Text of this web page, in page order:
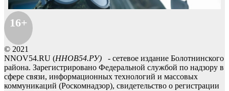
16+
© 2021
NNOV54.RU (ННОВ54.РУ) - сетевое издание Болотнинского
района. Зарегистрировано Федеральной службой по надзору в
сфере связи, информационных технологий и массовых
коммуникаций (Роскомнадзор), свидетельство о регистрации